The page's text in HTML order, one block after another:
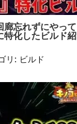
廊忘れずにやって
特化したビルド紹
リ: ビルド